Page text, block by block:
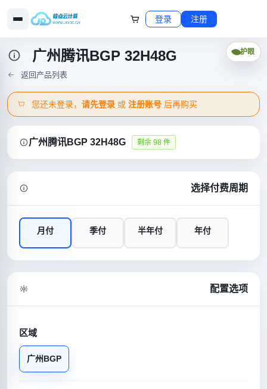
登录 注册
广州腾讯BGP 32H48G
返回产品列表
您还未登录，请先登录 或注册账号 后再购买
广州腾讯BGP 32H48G 剩余 98 件
选择付费周期
月付 季付 半年付 年付
配置选项
区域
广州BGP
护眼